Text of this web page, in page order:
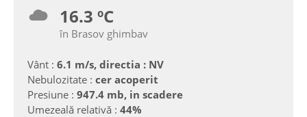
16.3 ºC
în Brasov ghimbav
Vânt : 6.1 m/s, directia : NV
Nebulozitate : cer acoperit
Presiune : 947.4 mb, in scadere
Umezeală relativă : 44%